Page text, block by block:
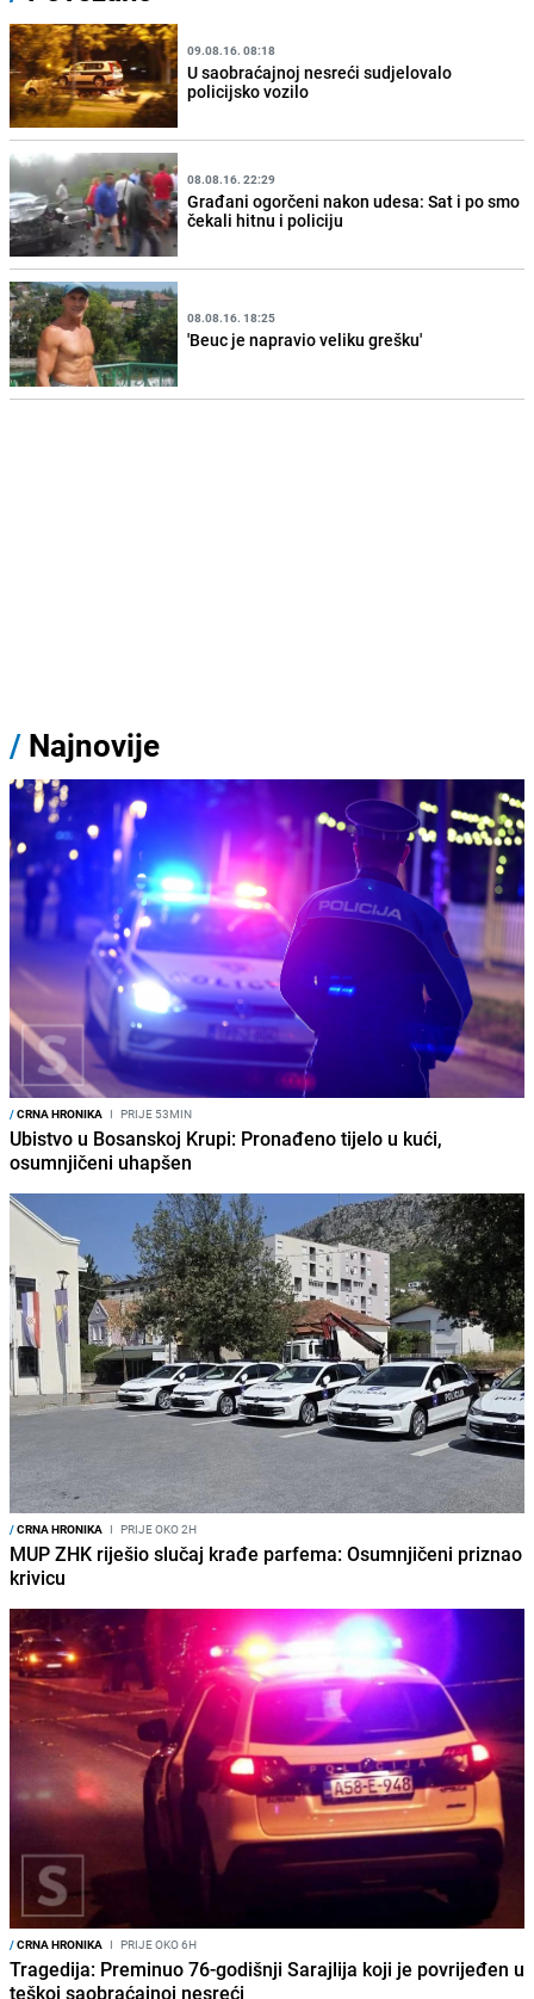
09.08.16. 08:18
U saobraćajnoj nesreći sudjelovalo
policijsko vozilo
08.08.16. 22:29
Građani ogorčeni nakon udesa: Sat i po smo
čekali hitnu i policiju
08.08.16. 18:25
'Beuc je napravio veliku grešku'
/ Najnovije
/CRNA HRONIKA I PRIJE 53MIN
Ubistvo u Bosanskoj Krupi: Pronađeno tijelo u kući,
osumnjičeni uhapšen
/CRNA HRONIKA I PRIJE OKO 2H
MUP ZHK riješio slučaj krađe parfema: Osumnjičeni priznao
krivicu
/CRNA HRONIKA I PRIJE OKO 6H
Tragedija: Preminuo 76-godišnji Sarajlija koji je povrijeđen u
teškoj saobraćajnoj nesreći